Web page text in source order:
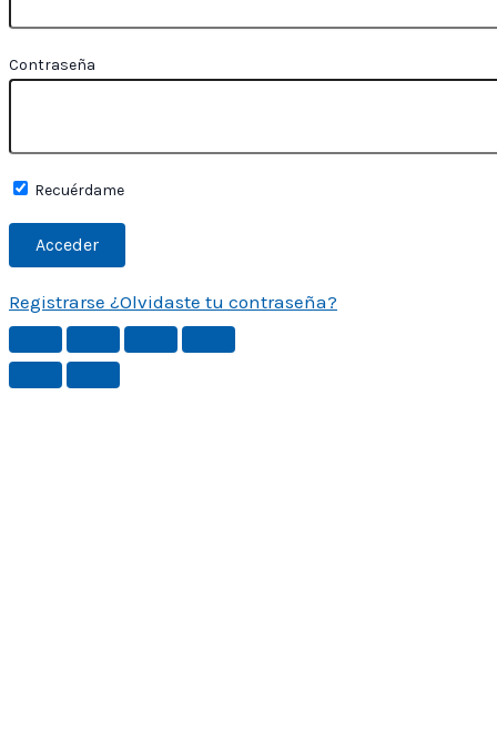
Contraseña
Recuérdame
Registrarse ¿Olvidaste tu contraseña?